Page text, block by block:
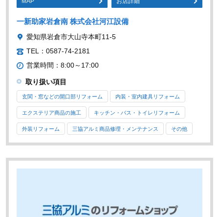
一新助家岩倉南 株式会社河江設備
愛知県岩倉市大山寺本町11-5
TEL：0587-74-2181
営業時間：8:00～17:00
取り扱い項目
玄関・窓などの開口部リフォーム 内装・室内建具リフォーム
エクステリア商品の施工 キッチン・バス・トイレリフォーム
外装リフォーム 三協アルミ商品修理・メンテナンス その他